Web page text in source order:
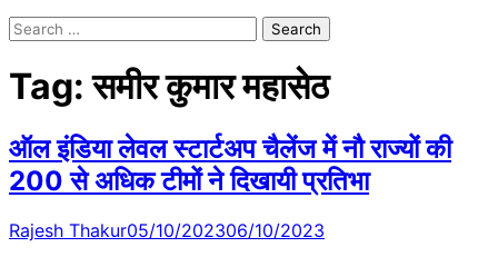
Search
Tag:समीर कुमार महासेठ
ऑल इंडिया लेवल स्टार्टअप चैलेंज में नौ राज्यों की
200 से अधिक टीमों ने दिखायी प्रतिभा
Rajesh Thakur05/10/202306/10/2023